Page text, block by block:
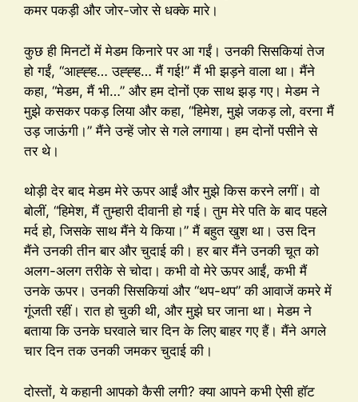
कमर पकड़ी और जोर-जोर से धक्के मारे।
कुछ ही मिनटों में मेडम किनारे पर आ गईं। उनकी सिसकियां तेज
हो गईं, “आह्ह्ह… उह्ह्ह… मैं गई!” मैं भी झड़ने वाला था। मैंने
कहा, “मेडम, मैं भी…” और हम दोनों एक साथ झड़ गए। मेडम ने
मुझे कसकर पकड़ लिया और कहा, “हिमेश, मुझे जकड़ लो, वरना मैं
उड़ जाऊंगी।” मैंने उन्हें जोर से गले लगाया। हम दोनों पसीने से
तर थे।
थोड़ी देर बाद मेडम मेरे ऊपर आईं और मुझे किस करने लगीं। वो
बोलीं, “हिमेश, मैं तुम्हारी दीवानी हो गई। तुम मेरे पति के बाद पहले
मर्द हो, जिसके साथ मैंने ये किया।” मैं बहुत खुश था। उस दिन
मैंने उनकी तीन बार और चुदाई की। हर बार मैंने उनकी चूत को
अलग-अलग तरीके से चोदा। कभी वो मेरे ऊपर आईं, कभी मैं
उनके ऊपर। उनकी सिसकियां और “थप-थप” की आवाजें कमरे में
गूंजती रहीं। रात हो चुकी थी, और मुझे घर जाना था। मेडम ने
बताया कि उनके घरवाले चार दिन के लिए बाहर गए हैं। मैंने अगले
चार दिन तक उनकी जमकर चुदाई की।
दोस्तों, ये कहानी आपको कैसी लगी? क्या आपने कभी ऐसी हॉट